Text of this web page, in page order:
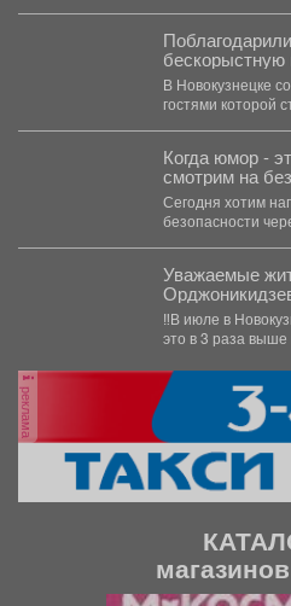
Отечества.
В Новокузнецке
гостями которой
Когда юмор -
смотрим на
Сегодня хотим
безопасности
Уважаемые
‼️В июле в
это в 3 раза выше
реклама